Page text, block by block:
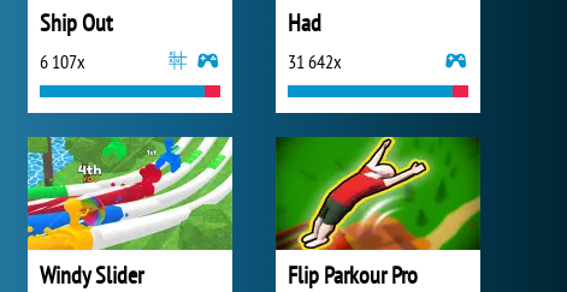
Ship Out
6 107x
Had
31 642x
Windy Slider Flip Parkour Pro